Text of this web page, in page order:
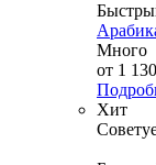
Много
от 1
Хит